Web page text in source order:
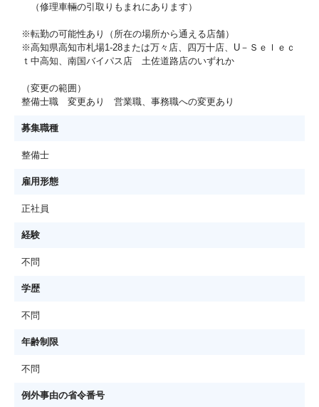
（修理車輛の引取りもまれにあります）
※転勤の可能性あり（所在の場所から通える店舗）
※高知県高知市札場1-28または万々店、四万十店、U－Ｓｅｌｅｃ
ｔ中高知、南国バイパス店 土佐道路店のいずれか
（変更の範囲）
整備士職 変更あり 営業職、事務職への変更あり
募集職種
整備士
雇用形態
正社員
経験
不問
学歴
不問
年齢制限
不問
例外事由の省令番号